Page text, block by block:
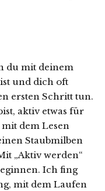
du mit deinem
und dich oft
ersten Schritt tun.
aktiv etwas für
dem Lesen
Staubmilben
„Aktiv werden“
Ich fing
mit dem Laufen